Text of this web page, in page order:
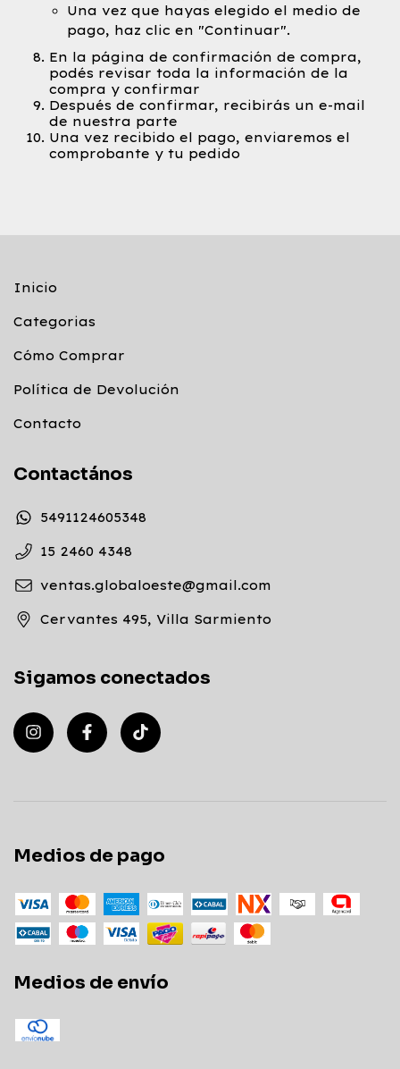
Una vez que hayas elegido el medio de
pago, haz clic en "Continuar".
En la página de confirmación de compra,
podés revisar toda la información de la
compra y confirmar
Después de confirmar, recibirás un e-mail
de nuestra parte
Una vez recibido el pago, enviaremos el
comprobante y tu pedido
Inicio
Categorias
Cómo Comprar
Política de Devolución
Contacto
Contactános
5491124605348
15 2460 4348
ventas.globaloeste@gmail.com
Cervantes 495, Villa Sarmiento
Sigamos conectados
Medios de pago
Medios de envío